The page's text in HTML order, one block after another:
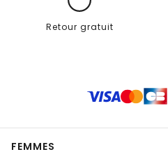
Retour gratuit
FEMMES